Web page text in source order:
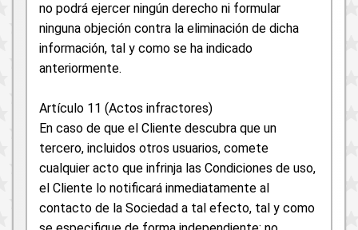
no podrá ejercer ningún derecho ni formular
ninguna objeción contra la eliminación de dicha
información, tal y como se ha indicado
anteriormente.
Artículo 11 (Actos infractores)
En caso de que el Cliente descubra que un
tercero, incluidos otros usuarios, comete
cualquier acto que infrinja las Condiciones de uso,
el Cliente lo notificará inmediatamente al
contacto de la Sociedad a tal efecto, tal y como